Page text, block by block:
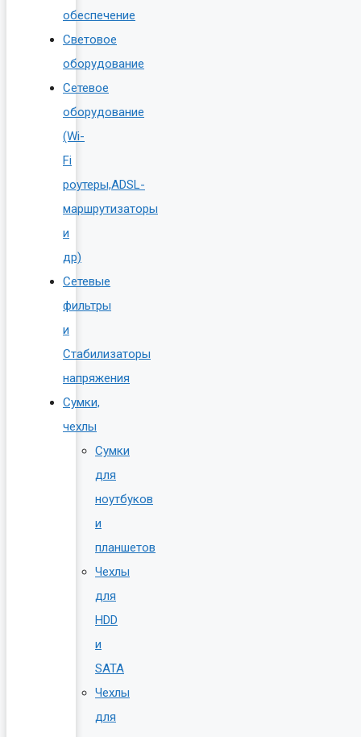
обеспечение
Световое
оборудование
Сетевое
оборудование
(Wi-
Fi
роутеры,ADSL-
маршрутизаторы
и
др)
Сетевые
фильтры
и
Стабилизаторы
напряжения
Сумки,
чехлы
Сумки
для
ноутбуков
и
планшетов
Чехлы
для
HDD
и
SATA
Чехлы
для